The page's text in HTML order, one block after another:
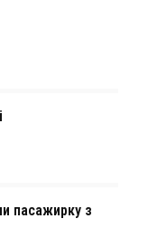
пасажирку з